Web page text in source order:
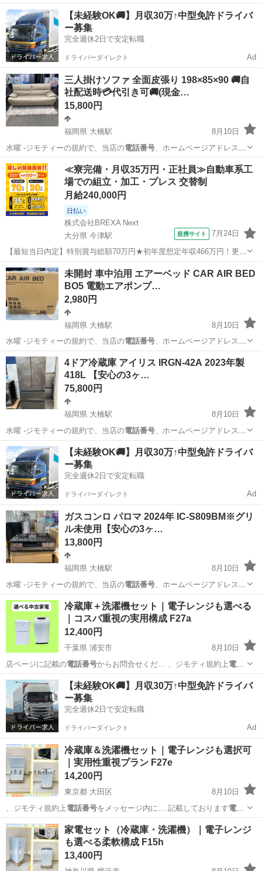
番号をメッセージ内に… まう為こちらから電話番号を提示する形に
な…
千葉 浦安市 キッチン家電 商品
【未経験OK🚚】月収30万↑中型免許ドライバ
ー募集
完全週休2日で安定転職
ドライバーダイレクト Ad
三人掛けソファ 全面皮張り 198×85×90 🚚自
社配送時💳代引き可🚚(現金…
15,800円
福岡県 大橋駅
8月10日
水曜 -ジモティーの規約で、当店の電話番号、ホームページアドレスな
ど公開ができ…
福岡 福岡市 大橋駅 ソファ 仮予約
≪寮完備・月収35万円・正社員≫自動車系工
場での組立・加工・プレス 交替制
月給240,000円
日払い
株式会社BREXA Next
大分県 今津駅
提携サイト 7月24日
【最短当日内定】特別賞与総額70万円★初年度想定年収466万円！更新
インセンティブ30万円★無料の備品付き寮完備＆赴任旅費会社負担◎
業績賞与＆昇給あり！軽自動車の製造業務！ ダイハツ車の製造 大手自
動車メーカーである『ダイ...
大分 中津市 今津駅 その他
未開封 車中泊用 エアーベッド CAR AIR BED
BO5 電動エアポンプ…
2,980円
福岡県 大橋駅
8月10日
水曜 -ジモティーの規約で、当店の電話番号、ホームページアドレスな
ど公開ができ…
福岡 福岡市 大橋駅 その他
4ドア冷蔵庫 アイリス IRGN-42A 2023年製
418L 【安心の3ヶ…
75,800円
福岡県 大橋駅
8月10日
水曜 -ジモティーの規約で、当店の電話番号、ホームページアドレスな
ど公開ができ…
福岡 福岡市 大橋駅 キッチン家電 仮予約
【未経験OK🚚】月収30万↑中型免許ドライバ
ー募集
完全週休2日で安定転職
ドライバーダイレクト Ad
ガスコンロ パロマ 2024年 IC-S809BM※グリ
ル未使用【安心の3ヶ…
13,800円
福岡県 大橋駅
8月10日
水曜 -ジモティーの規約で、当店の電話番号、ホームページアドレスな
ど公開ができ…
福岡 福岡市 大橋駅 キッチン家電 仮予約
冷蔵庫＋洗濯機セット｜電子レンジも選べる
｜コスパ重視の実用構成 F27a
12,400円
千葉県 浦安市
8月10日
店ページに記載の電話番号からお問合せくだ… 、ジモティ規約上電話
番号をメッセージ内に… まう為こちらから電話番号を提示する形に
な…
千葉 浦安市 キッチン家電 商品
【未経験OK🚚】月収30万↑中型免許ドライバ
ー募集
完全週休2日で安定転職
ドライバーダイレクト Ad
冷蔵庫＆洗濯機セット｜電子レンジも選択可
｜実用性重視プラン F27e
14,200円
東京都 大田区
8月10日
、ジモティ規約上電話番号をメッセージ内に… 記載しております電話
番号からお問合せくだ…
東京 大田区 生活家電 商品
家電セット（冷蔵庫・洗濯機）｜電子レンジ
も選べる柔軟構成 F15h
13,400円